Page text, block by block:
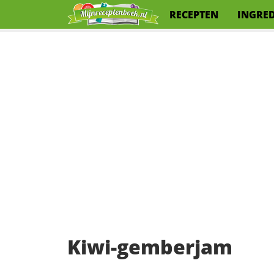
RECEPTEN
Kiwi-gemberjam